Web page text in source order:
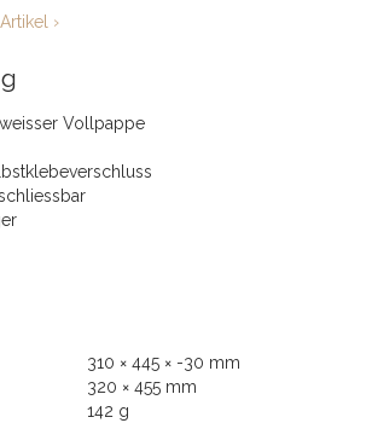
›
Vollpappe
310 × 445 × -30 mm
320 × 455 mm
142 g